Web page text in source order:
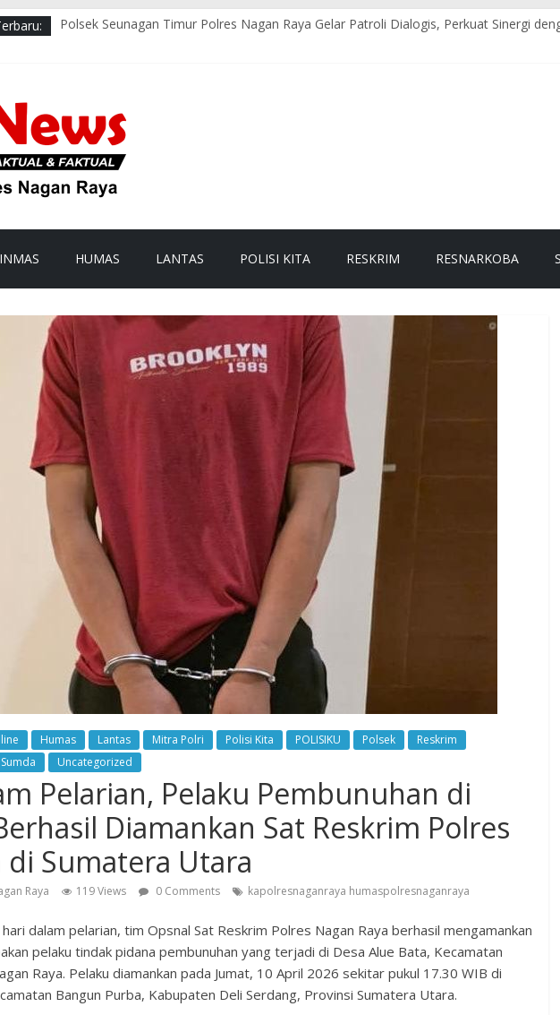
Polsek Seunagan Timur Polres Nagan Raya Gelar Patroli Dialogis, Perkuat Sinergi
HUMAS LANTAS POLISI KITA RESKRIM RESNARKOBA
Humas Lantas Mitra Polri Polisi Kita POLISIKU Polsek
Reskrim
Sumda Uncategorized
Pelarian, Pelaku Pembunuhan di
Diamankan Sat Reskrim Polres
di Sumatera Utara
Raya 119 Views 0 Comments kapolresnaganraya humaspolresnaganraya
dalam pelarian, tim Opsnal Sat Reskrim Polres Nagan Raya berhasil mengamankan
pelaku tindak pidana pembunuhan yang terjadi di Desa Alue Bata, Kecamatan
Raya. Pelaku diamankan pada Jumat, 10 April 2026 sekitar pukul 17.30 WIB di
Bangun Purba, Kabupaten Deli Serdang, Provinsi Sumatera Utara.